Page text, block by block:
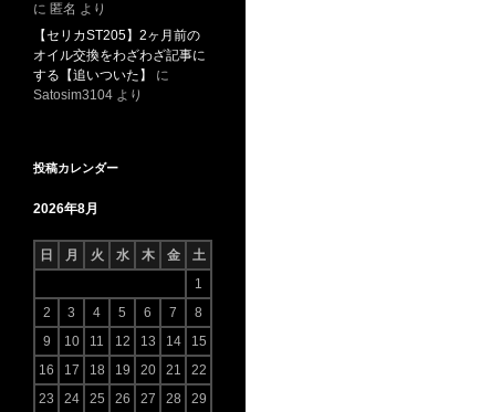
に 匿名 より
【セリカST205】2ヶ月前の
オイル交換をわざわざ記事に
する【追いついた】
に
Satosim3104 より
投稿カレンダー
2026年8月
日 月 火 水 木 金
土
1
2
3 4 5 6 7
8
9
10 11 12 13 14
15
16
17 18 19 20 21
22
23
24 25 26 27 28
29